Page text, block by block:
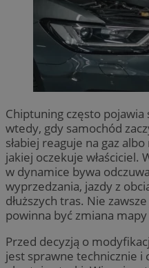
Chiptuning często
wtedy, gdy samochód
słabiej reaguje na gaz
jakiej oczekuje właściciel.
w dynamice bywa
wyprzedzania, jazdy z
dłuższych tras. Nie
powinna być zmiana mapy
Przed decyzją o
jest sprawne technicznie i